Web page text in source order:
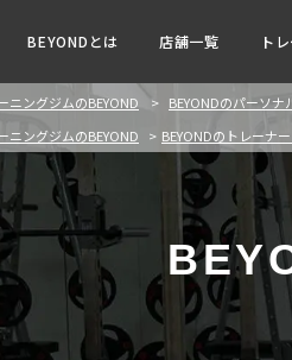
BEYONDとは 店舗一覧 ト
ニングジムのBEYOND BEYONDのパーソ
ニングジムのBEYOND
BEYONDのトレーナ